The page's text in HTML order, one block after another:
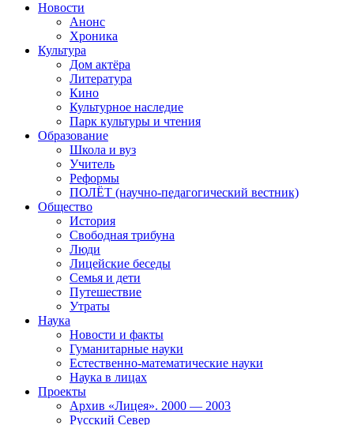
Новости
Анонс
Хроника
Культура
Дом актёра
Литература
Кино
Культурное наследие
Парк культуры и чтения
Образование
Школа и вуз
Учитель
Реформы
ПОЛЁТ (научно-педагогический вестник)
Общество
История
Свободная трибуна
Люди
Лицейские беседы
Семья и дети
Путешествие
Утраты
Наука
Новости и факты
Гуманитарные науки
Естественно-математические науки
Наука в лицах
Проекты
Архив «Лицея». 2000 — 2003
Русский Север